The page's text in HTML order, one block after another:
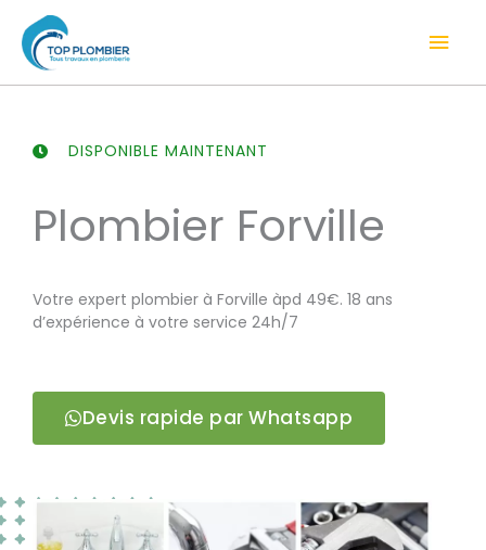
contenu
DISPONIBLE MAINTENANT
Plombier Forville
Votre expert plombier à Forville àpd 49€. 18 ans
d’expérience à votre service 24h/7
Devis rapide par Whatsapp